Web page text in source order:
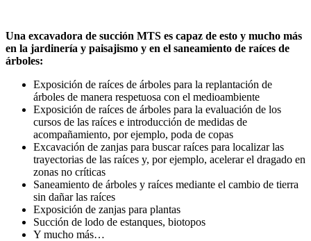
Una excavadora de succión MTS es capaz de esto y mucho más
en la jardinería y paisajismo y en el saneamiento de raíces de
árboles:
Exposición de raíces de árboles para la replantación de
árboles de manera respetuosa con el medioambiente
Exposición de raíces de árboles para la evaluación de los
cursos de las raíces e introducción de medidas de
acompañamiento, por ejemplo, poda de copas
Excavación de zanjas para buscar raíces para localizar las
trayectorias de las raíces y, por ejemplo, acelerar el dragado en
zonas no críticas
Saneamiento de árboles y raíces mediante el cambio de tierra
sin dañar las raíces
Exposición de zanjas para plantas
Succión de lodo de estanques, biotopos
Y mucho más…